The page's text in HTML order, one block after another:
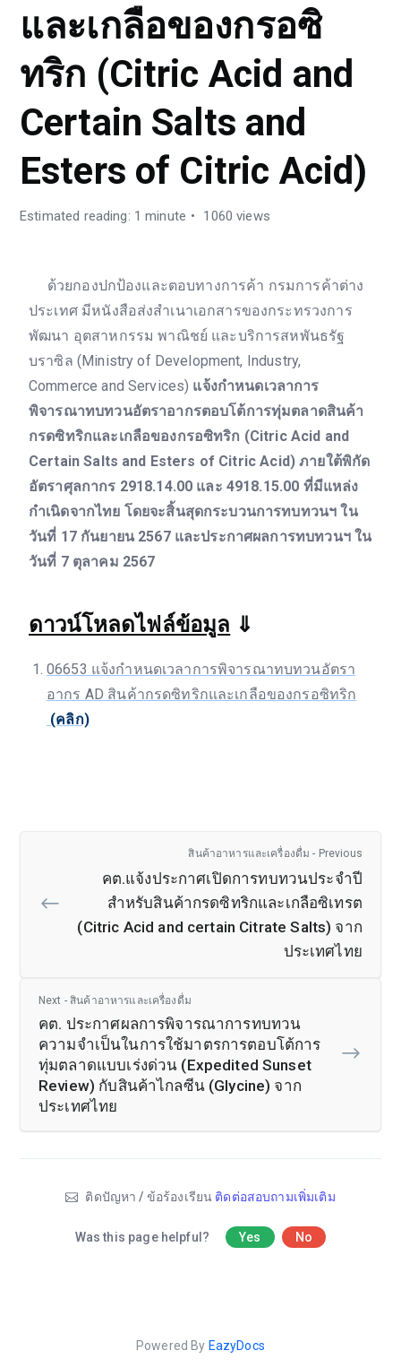
และเกลือของกรอซิ
ทริก (Citric Acid and
Certain Salts and
Esters of Citric Acid)
Estimated reading: 1 minute 1060 views
ด้วยกองปกป้องและตอบทางการค้า กรมการค้าต่าง
ประเทศ มีหนังสือส่งสำเนาเอกสารของกระทรวงการ
พัฒนา อุตสาหกรรม พาณิชย์ และบริการสหพันธรัฐ
บราซิล (Ministry of Development, Industry,
Commerce and Services) แจ้งกำหนดเวลาการ
พิจารณาทบทวนอัตราอากรตอบโต้การทุ่มตลาดสินค้า
กรดซิทริกและเกลือของกรอซิทริก (Citric Acid and
Certain Salts and Esters of Citric Acid) ภายใต้พิกัด
อัตราศุลกากร 2918.14.00 และ 4918.15.00 ที่มีแหล่ง
กำเนิดจากไทย โดยจะสิ้นสุดกระบวนการทบทวนฯ ใน
วันที่ 17 กันยายน 2567 และประกาศผลการทบทวนฯ ใน
วันที่ 7 ตุลาคม 2567
ดาวน์โหลดไฟล์ข้อมูล ⇓
06653 แจ้งกำหนดเวลาการพิจารณาทบทวนอัตรา
อากร AD สินค้ากรดซิทริกและเกลือของกรอซิทริก
(คลิก)
สินค้าอาหารและเครื่องดื่ม - Previous
คต.แจ้งประกาศเปิดการทบทวนประจำปี
สำหรับสินค้ากรดซิทริกและเกลือซิเทรต
(Citric Acid and certain Citrate Salts) จาก
ประเทศไทย
Next - สินค้าอาหารและเครื่องดื่ม
คต. ประกาศผลการพิจารณาการทบทวน
ความจำเป็นในการใช้มาตรการตอบโต้การ
ทุ่มตลาดแบบเร่งด่วน (Expedited Sunset
Review) กับสินค้าไกลซีน (Glycine) จาก
ประเทศไทย
ติดปัญหา / ข้อร้องเรียน ติดต่อสอบถามเพิ่มเติม
Was this page helpful? Yes No
Powered By EazyDocs